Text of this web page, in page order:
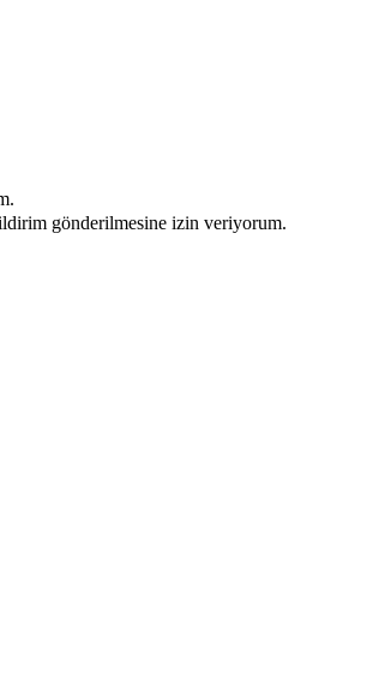
gönderilmesine izin veriyorum.